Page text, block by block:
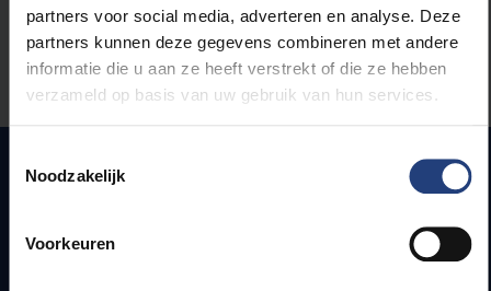
partners voor social media, adverteren en analyse. Deze
partners kunnen deze gegevens combineren met andere
informatie die u aan ze heeft verstrekt of die ze hebben
verzameld op basis van uw gebruik van hun services.
Noodzakelijk
Voorkeuren